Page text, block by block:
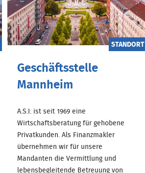
STANDORT
Geschäftsstelle
Mannheim
A.S.I. ist seit 1969 eine
Wirtschaftsberatung für gehobene
Privatkunden. Als Finanzmakler
übernehmen wir für unsere
Mandanten die Vermittlung und
lebensbegleitende Betreuung von